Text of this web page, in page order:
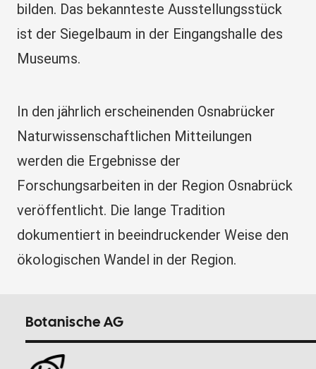
bilden. Das bekannteste Ausstellungsstück
ist der Siegelbaum in der Eingangshalle des
Museums.
In den jährlich erscheinenden Osnabrücker
Naturwissenschaftlichen Mitteilungen
werden die Ergebnisse der
Forschungsarbeiten in der Region Osnabrück
veröffentlicht. Die lange Tradition
dokumentiert in beeindruckender Weise den
ökologischen Wandel in der Region.
Botanische AG